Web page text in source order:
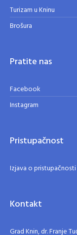
Turizam u Kninu
Brošura
Pratite nas
Facebook
Instagram
Pristupačnost
Izjava o pristupačnosti
Kontakt
Grad Knin, dr. Franje